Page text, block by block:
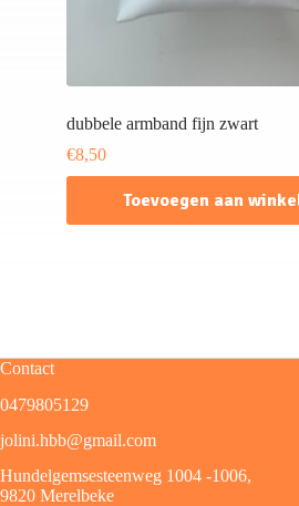
dubbele armband fijn zwart
€8,50
Toevoegen aan
Contact
0479805129
jolini.hbb@gmail.com
Hundelgemsesteenweg 1004 -1006,
9820 Merelbeke